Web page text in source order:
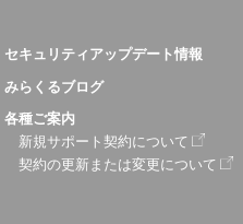
セキュリティアップデート情報
みらくるブログ
各種ご案内
新規サポート契約について
契約の更新または変更について